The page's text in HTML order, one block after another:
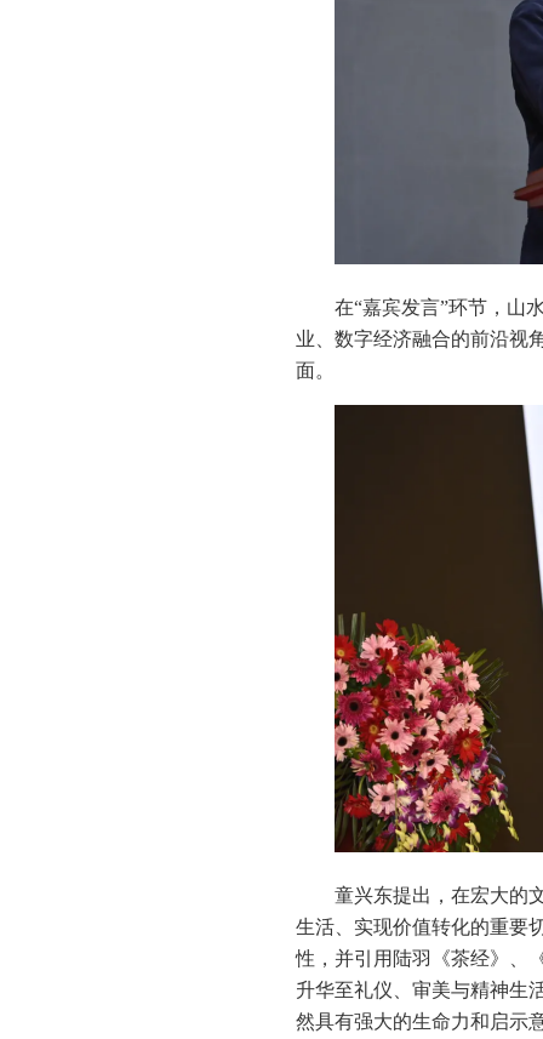
在“嘉宾发言”环节，山
业、数字经济融合的前沿视
面。
童兴东提出，在宏大的
生活、实现价值转化的重要
性，并引用陆羽《茶经》、
升华至礼仪、审美与精神生
然具有强大的生命力和启示